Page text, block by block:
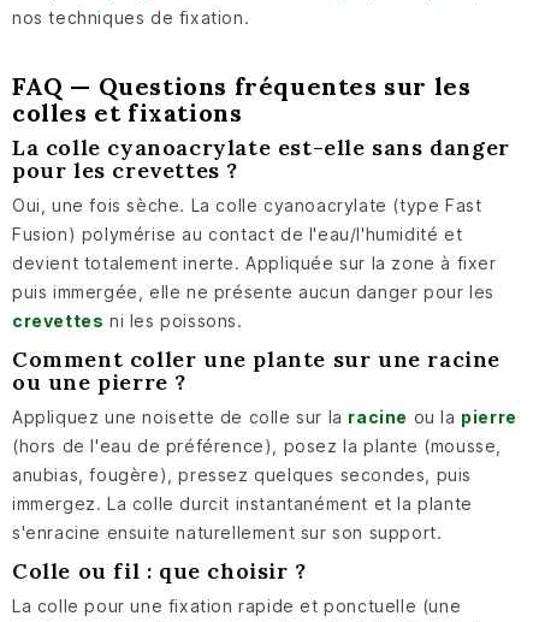
nos techniques de fixation.
FAQ — Questions fréquentes sur les
colles et fixations
La colle cyanoacrylate est-elle sans danger
pour les crevettes ?
Oui, une fois sèche. La colle cyanoacrylate (type Fast
Fusion) polymérise au contact de l'eau/l'humidité et
devient totalement inerte. Appliquée sur la zone à fixer
puis immergée, elle ne présente aucun danger pour les
crevettes ni les poissons.
Comment coller une plante sur une racine
ou une pierre ?
Appliquez une noisette de colle sur la racine ou la pierre
(hors de l'eau de préférence), posez la plante (mousse,
anubias, fougère), pressez quelques secondes, puis
immergez. La colle durcit instantanément et la plante
s'enracine ensuite naturellement sur son support.
Colle ou fil : que choisir ?
La colle pour une fixation rapide et ponctuelle (une